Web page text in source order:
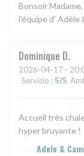
Bonsoir
l'équipe d' Adèle
Dominique D
2026-04-17 -
Servicio : 5/5
Accueil très
hyper bruyante !
Adele &